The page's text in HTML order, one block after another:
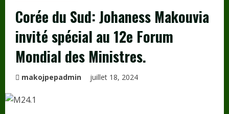
Corée du Sud: Johaness Makouvia
invité spécial au 12e Forum
Mondial des Ministres.
makojpepadmin juillet 18, 2024